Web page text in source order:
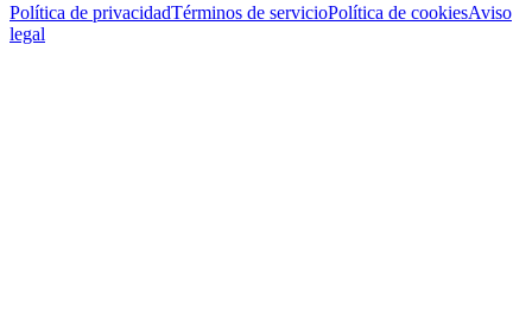
Política de privacidadTérminos de servicioPolítica de cookiesAviso
legal